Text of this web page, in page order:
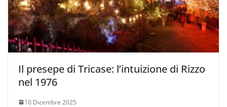
Il presepe di Tricase: l’intuizione di Rizzo
nel 1976
10 Dicembre 2025